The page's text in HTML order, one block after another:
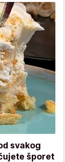
svakog
šporet